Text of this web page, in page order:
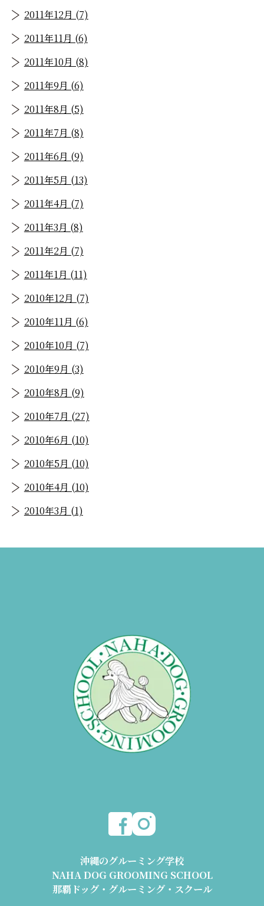
2011年12月 (7)
2011年11月 (6)
2011年10月 (8)
2011年9月 (6)
2011年8月 (5)
2011年7月 (8)
2011年6月 (9)
2011年5月 (13)
2011年4月 (7)
2011年3月 (8)
2011年2月 (7)
2011年1月 (11)
2010年12月 (7)
2010年11月 (6)
2010年10月 (7)
2010年9月 (3)
2010年8月 (9)
2010年7月 (27)
2010年6月 (10)
2010年5月 (10)
2010年4月 (10)
2010年3月 (1)
沖縄のグルーミング学校
NAHA DOG GROOMING SCHOOL
那覇ドッグ・グルーミング・スクール